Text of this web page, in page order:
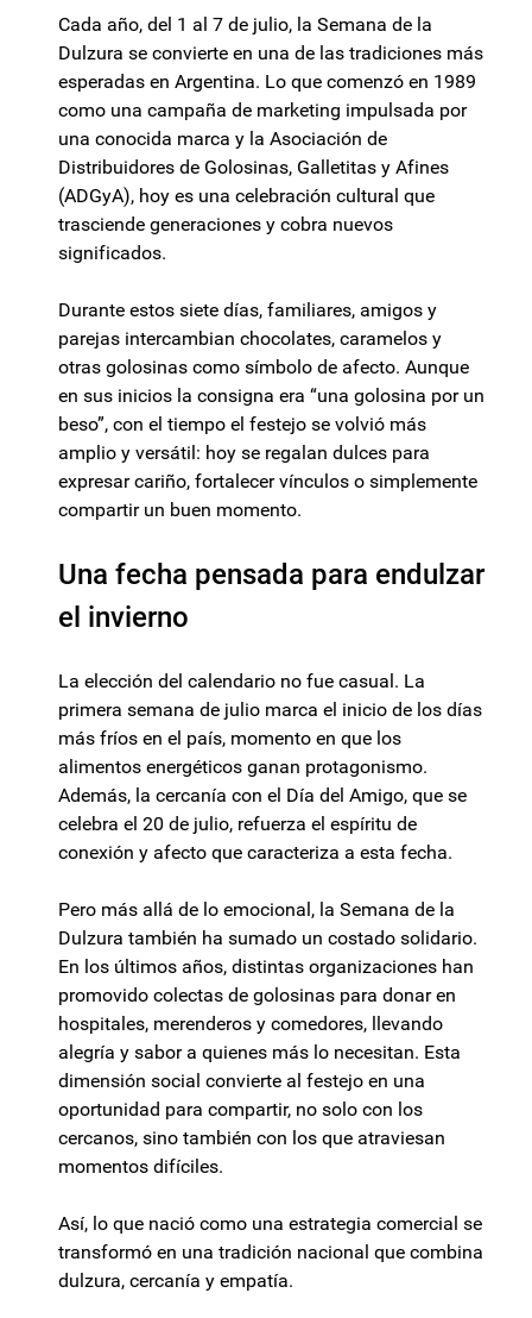
Cada año, del 1 al 7 de julio, la Semana de la
Dulzura se convierte en una de las tradiciones más
esperadas en Argentina. Lo que comenzó en 1989
como una campaña de marketing impulsada por
una conocida marca y la Asociación de
Distribuidores de Golosinas, Galletitas y Afines
(ADGyA), hoy es una celebración cultural que
trasciende generaciones y cobra nuevos
significados.
Durante estos siete días, familiares, amigos y
parejas intercambian chocolates, caramelos y
otras golosinas como símbolo de afecto. Aunque
en sus inicios la consigna era “una golosina por un
beso”, con el tiempo el festejo se volvió más
amplio y versátil: hoy se regalan dulces para
expresar cariño, fortalecer vínculos o simplemente
compartir un buen momento.
Una fecha pensada para endulzar
el invierno
La elección del calendario no fue casual. La
primera semana de julio marca el inicio de los días
más fríos en el país, momento en que los
alimentos energéticos ganan protagonismo.
Además, la cercanía con el Día del Amigo, que se
celebra el 20 de julio, refuerza el espíritu de
conexión y afecto que caracteriza a esta fecha.
Pero más allá de lo emocional, la Semana de la
Dulzura también ha sumado un costado solidario.
En los últimos años, distintas organizaciones han
promovido colectas de golosinas para donar en
hospitales, merenderos y comedores, llevando
alegría y sabor a quienes más lo necesitan. Esta
dimensión social convierte al festejo en una
oportunidad para compartir, no solo con los
cercanos, sino también con los que atraviesan
momentos difíciles.
Así, lo que nació como una estrategia comercial se
transformó en una tradición nacional que combina
dulzura, cercanía y empatía.